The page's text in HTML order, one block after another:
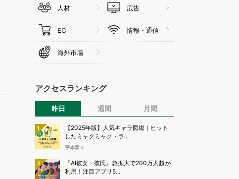
人材 広告
EC 情報・通信
海外市場
アクセスランキング
昨日 週間 月間
1
【2025年版】人気キャラ図鑑｜ヒット
したミャクミャク・ラ...
平本寧々
2
『AI彼女・彼氏』急拡大で200万人超が
利用！注目アプリ5...